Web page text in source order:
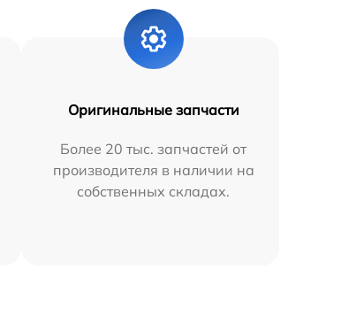
Оригинальные запчасти
Более 20 тыс. запчастей от
производителя в наличии на
собственных складах.